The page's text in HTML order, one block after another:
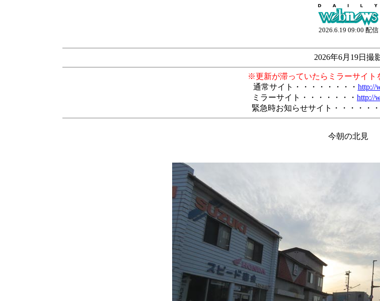
2026.6.19 09:00 配信
2026年6月19日撮
※更新が滞っていたらミラーサイト
通常サイト・・・・・・・・ http://
ミラーサイト・・・・・・・ http://
緊急時お知らせサイト・・・・・・
今朝の北見